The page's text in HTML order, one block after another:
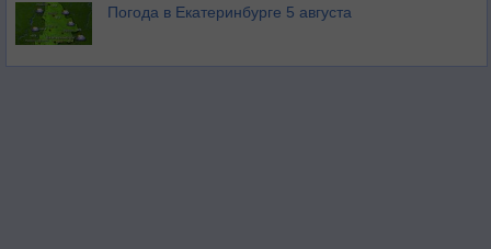
Погода в Екатеринбурге 5 августа